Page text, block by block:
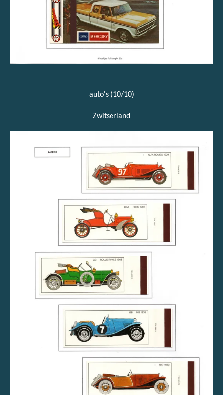
auto's (10/10)
Zwitserland